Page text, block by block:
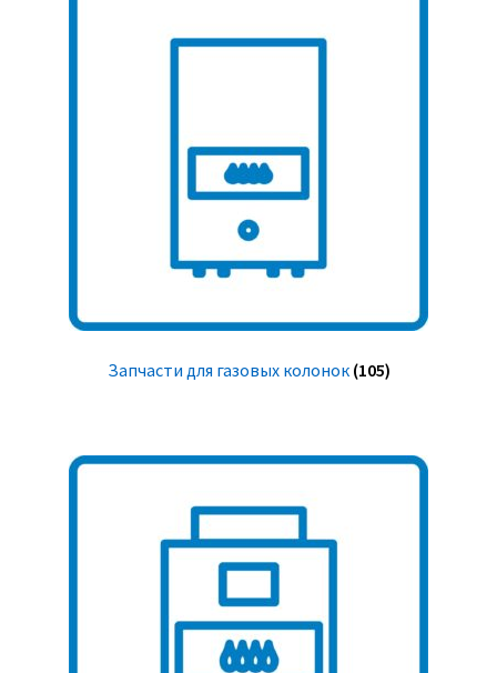
Запчасти для газовых колонок (105)